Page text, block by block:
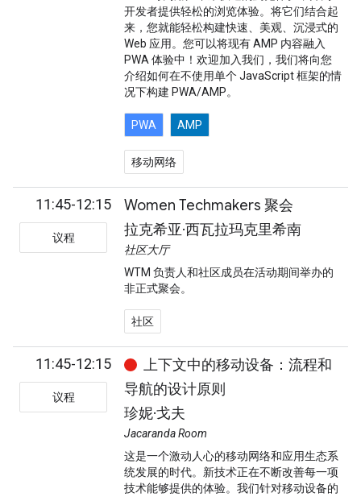
开发者提供轻松的浏览体验。将它们结合起
来，您就能轻松构建快速、美观、沉浸式的
Web 应用。您可以将现有 AMP 内容融入
PWA 体验中！欢迎加入我们，我们将向您
介绍如何在不使用单个 JavaScript 框架的情
况下构建 PWA/AMP。
PWA AMP
移动网络
11:45-12:15
议程
Women Techmakers 聚会
拉克希亚·西瓦拉玛克里希南
社区大厅
WTM 负责人和社区成员在活动期间举办的
非正式聚会。
社区
11:45-12:15
议程
上下文中的移动设备：流程和
导航的设计原则
珍妮·戈夫
Jacaranda Room
这是一个激动人心的移动网络和应用生态系
统发展的时代。新技术正在不断改善每一项
技术能够提供的体验。我们针对移动设备的